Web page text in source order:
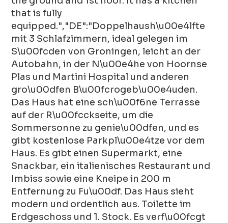
that is fully
equipped.","DE":"Doppelhaush\u00e4lfte
mit 3 Schlafzimmern, ideal gelegen im
S\u00fcden von Groningen, leicht an der
Autobahn, in der N\u00e4he von Hoornse
Plas und Martini Hospital und anderen
gro\u00dfen B\u00fcrogeb\u00e4uden.
Das Haus hat eine sch\u00f6ne Terrasse
auf der R\u00fcckseite, um die
Sommersonne zu genie\u00dfen, und es
gibt kostenlose Parkpl\u00e4tze vor dem
Haus. Es gibt einen Supermarkt, eine
Snackbar, ein italienisches Restaurant und
Imbiss sowie eine Kneipe in 200 m
Entfernung zu Fu\u00df. Das Haus sieht
modern und ordentlich aus. Toilette im
Erdgeschoss und 1. Stock. Es verf\u00fcgt